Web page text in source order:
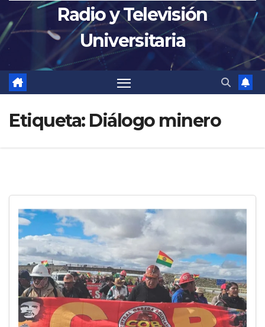
Radio y Televisión
Universitaria
Etiqueta: Diálogo minero